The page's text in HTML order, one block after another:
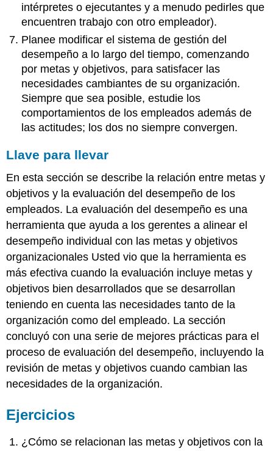
intérpretes o ejecutantes y a menudo pedirles que
encuentren trabajo con otro empleador).
Planee modificar el sistema de gestión del
desempeño a lo largo del tiempo, comenzando
por metas y objetivos, para satisfacer las
necesidades cambiantes de su organización.
Siempre que sea posible, estudie los
comportamientos de los empleados además de
las actitudes; los dos no siempre convergen.
Llave para llevar
En esta sección se describe la relación entre metas y
objetivos y la evaluación del desempeño de los
empleados. La evaluación del desempeño es una
herramienta que ayuda a los gerentes a alinear el
desempeño individual con las metas y objetivos
organizacionales Usted vio que la herramienta es
más efectiva cuando la evaluación incluye metas y
objetivos bien desarrollados que se desarrollan
teniendo en cuenta las necesidades tanto de la
organización como del empleado. La sección
concluyó con una serie de mejores prácticas para el
proceso de evaluación del desempeño, incluyendo la
revisión de metas y objetivos cuando cambian las
necesidades de la organización.
Ejercicios
¿Cómo se relacionan las metas y objetivos con la